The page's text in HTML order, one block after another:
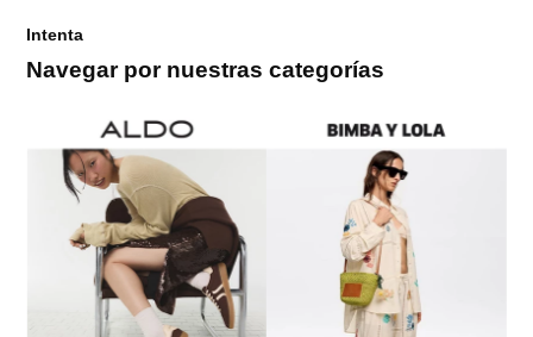
Intenta
Navegar por nuestras categorías